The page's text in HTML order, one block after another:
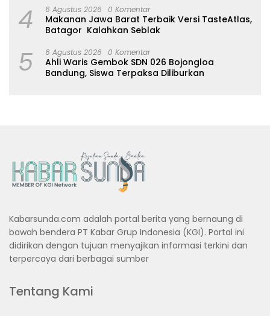
4 6 Agustus 2026 0 Komentar
Makanan Jawa Barat Terbaik Versi TasteAtlas,
Batagor Kalahkan Seblak
5 6 Agustus 2026 0 Komentar
Ahli Waris Gembok SDN 026 Bojongloa
Bandung, Siswa Terpaksa Diliburkan
Kabarsunda.com adalah portal berita yang bernaung di
bawah bendera PT Kabar Grup Indonesia (KGI). Portal ini
didirikan dengan tujuan menyajikan informasi terkini dan
terpercaya dari berbagai sumber
Tentang Kami